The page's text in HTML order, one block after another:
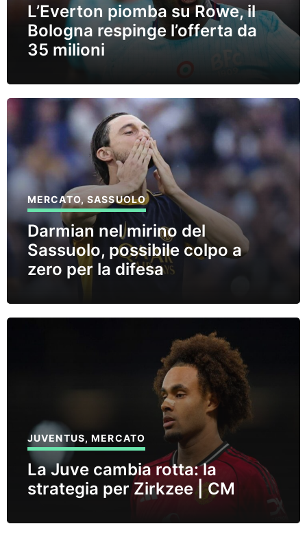
L’Everton piomba su Rowe, il
Bologna respinge l’offerta da
35 milioni
MERCATO,SASSUOLO
Darmian nel mirino del
Sassuolo, possibile colpo a
zero per la difesa
JUVENTUS,MERCATO
La Juve cambia rotta: la
strategia per Zirkzee | CM